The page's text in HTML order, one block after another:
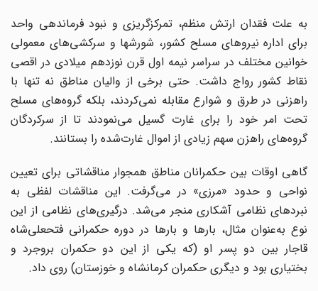
به علت فقدان ارتش منظم، تمرکزگریزی و نبود فرماندهی واحد
برای اداره نیروهای مسلح کشور، شورشها و سرکشی‌های معمولی
خوانین مختلف در سراسر نیمه اول قرن نوزدهم میلادی در اقصی
نقاط کشور رواج داشت. حتی برخی از والیان مناطق نه تنها با
راهزنی در طرق و شوارع مقابله نمی‌کردند، بلکه گروه‌های مسلح
تحت امر خود را برای غارت گسیل می‌نمودند تا از سرکردگان
گروه‌های راهزن سهم زیادی از اموال غارت‌شده را بستانند.
گاهی اوقات بین حکمرانان مناطق همجوار مناقشاتی برای تعیین
نواحی و حدود «مرزی» در می‌گرفت. این مناقشات لفظی به
نبردهای نظامی آشکاری منجر می‌‌شد. درگیری‌های نظامی از این
نوع به‌عنوان مثال، بارها و بارها در دوره حکمرانی فتحعلی‌شاه
قاجار بین دو پسر او (که یکی از این دو حکمران بروجرد و
بختیاری بود و دیگری حکمران کرمانشاه و خوزستان) روی داد.